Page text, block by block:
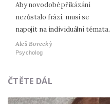
Aby novodobé přikázání
nezůstalo frází, musí se
napojit na individuální témata.
Aleš Borecký
Psycholog
ČTĚTE DÁL